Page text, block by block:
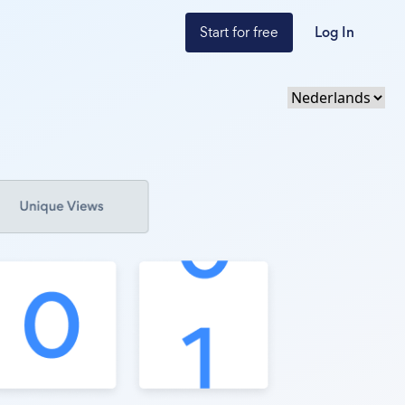
Start for free Log In